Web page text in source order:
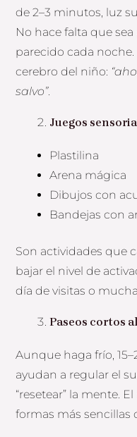
de 2–3 minutos, luz
No hace falta que
parecido cada
cerebro del niño:
salvo”.
Juegos
Plastilina
Arena mágica
Dibujos con
Bandejas con
Son actividades que
bajar el nivel de
día de visitas o
Paseos cortos
Aunque haga frío,
ayudan a regular el
“resetear” la mente.
formas más sencillas